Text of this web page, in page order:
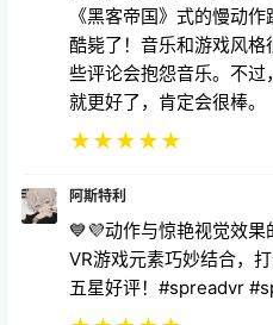
《黑客帝国》式的慢动
酷毙了！音乐和游戏风
些评论会抱怨音乐。不
就更好了，肯定会很棒。
★★★★★
阿斯特利
💙💜动作与惊艳视觉效
VR游戏元素巧妙结合，
五星好评！#spreadvr